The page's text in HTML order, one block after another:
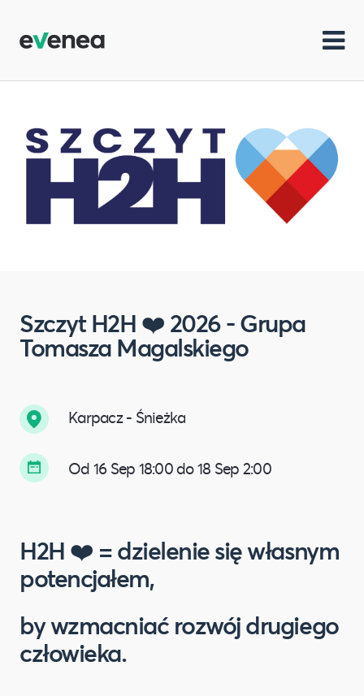
Szczyt H2H ❤️ 2026 - Grupa
Tomasza Magalskiego
Karpacz - Śnieżka
Od 16 Sep 18:00 do 18 Sep 2:00
H2H ❤️ = dzielenie się własnym
potencjałem,
by wzmacniać rozwój drugiego
człowieka.